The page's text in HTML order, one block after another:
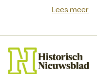
Lees meer